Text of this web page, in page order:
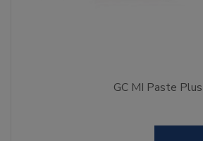
GC MI Paste Plus